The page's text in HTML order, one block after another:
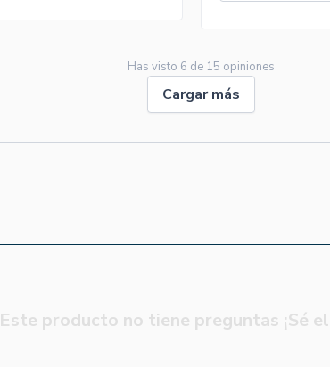
Has visto 6 de 15 opiniones
Cargar más
Este producto no tiene preguntas ¡Sé